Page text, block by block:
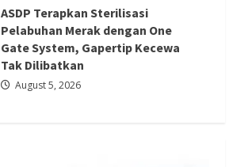
ASDP Terapkan Sterilisasi
Pelabuhan Merak dengan One
Gate System, Gapertip Kecewa
Tak Dilibatkan
August 5, 2026